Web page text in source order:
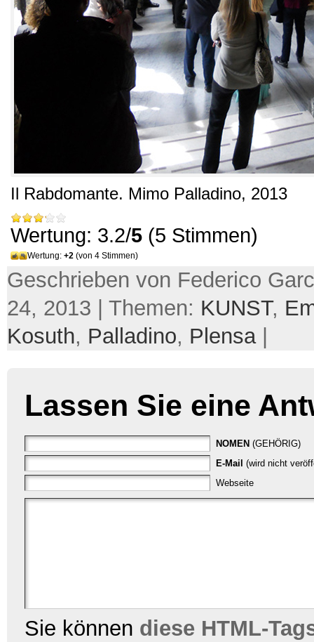
Il Rabdomante. Mimo Palladino, 2013
Wertung: 3.2/5 (5 Stimmen)
Wertung: +2 (von 4 Stimmen)
Geschrieben von Federico
24, 2013 | Themen: KUNST,
Kosuth, Palladino, Plensa|
Lassen Sie eine
NOMEN (GEHÖRIG)
E-Mail (wird nicht
Webseite
Sie können diese HTML-